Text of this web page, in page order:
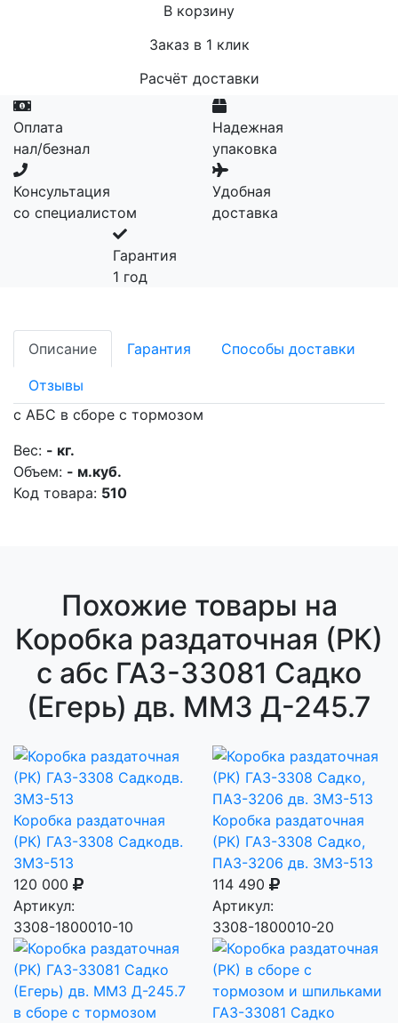
В корзину
Заказ в 1 клик
Расчёт доставки
Оплата
нал/безнал
Надежная
упаковка
Консультация
со специалистом
Удобная
доставка
Гарантия
1 год
Описание Гарантия Способы доставки
Отзывы
с АБС в сборе с тормозом
Вес: - кг.
Объем: - м.куб.
Код товара: 510
Похожие товары на
Коробка раздаточная (РК)
с абс ГАЗ-33081 Садко
(Егерь) дв. ММЗ Д-245.7
Коробка раздаточная
(РК) ГАЗ-3308 Садкодв.
ЗМЗ-513
120 000
Артикул:
3308-1800010-10
Коробка раздаточная
(РК) ГАЗ-3308 Садко,
ПАЗ-3206 дв. ЗМЗ-513
114 490
Артикул:
3308-1800010-20